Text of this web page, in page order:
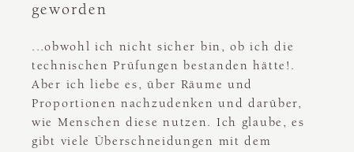
geworden
...obwohl ich nicht sicher bin, ob ich die
technischen Prüfungen bestanden hätte!.
Aber ich liebe es, über Räume und
Proportionen nachzudenken und darüber,
wie Menschen diese nutzen. Ich glaube, es
gibt viele Überschneidungen mit dem